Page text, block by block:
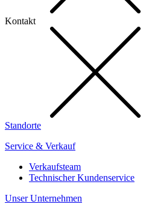
Kontakt
Standorte
Service & Verkauf
Verkaufsteam
Technischer Kundenservice
Unser Unternehmen